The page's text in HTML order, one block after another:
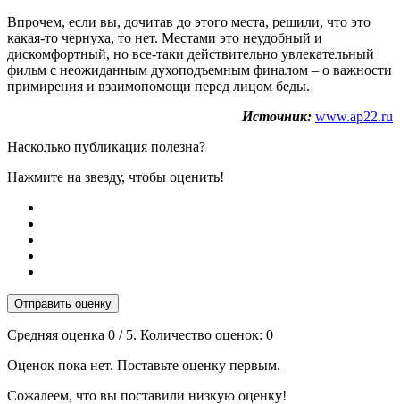
Впрочем, если вы, дочитав до этого места, решили, что это
какая-то чернуха, то нет. Местами это неудобный и
дискомфортный, но все-таки действительно увлекательный
фильм с неожиданным духоподъемным финалом – о важности
примирения и взаимопомощи перед лицом беды.
Источник: www.ap22.ru
Насколько публикация полезна?
Нажмите на звезду, чтобы оценить!
Отправить оценку
Средняя оценка 0 / 5. Количество оценок: 0
Оценок пока нет. Поставьте оценку первым.
Сожалеем, что вы поставили низкую оценку!